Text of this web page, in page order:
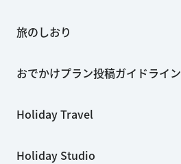
旅のしおり
おでかけプラン投稿ガイドライン
Holiday Travel
Holiday Studio